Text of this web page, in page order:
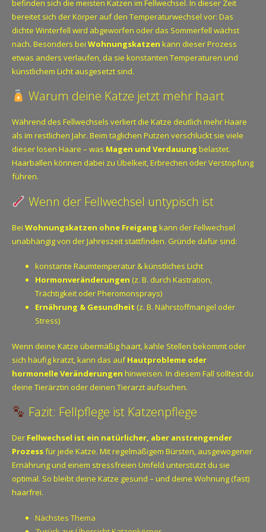
befinden sich die meisten Katzen im Fellwechsel. In dieser Zeit
bereitet sich der Körper auf den Temperaturwechsel vor: Das
dichte Winterfell wird abgeworfen oder das Sommerfell wächst
nach. Besonders bei Wohnungskatzen kann dieser Prozess
etwas anders verlaufen, da sie konstanten Temperaturen und
künstlichem Licht ausgesetzt sind.
Warum deine Katze jetzt mehr haart
Während des Fellwechsels verliert die Katze deutlich mehr Haare
als im restlichen Jahr. Beim täglichen Putzen verschluckt sie viele
dieser losen Haare – was Magen und Verdauung belastet.
Haarballen können dabei zu Übelkeit, Erbrechen oder Verstopfung
führen.
Wenn der Fellwechsel untypisch ist
Bei Wohnungskatzen ohne Freigang kann der Fellwechsel
unabhängig von der Jahreszeit stattfinden. Gründe dafür sind:
konstante Raumtemperatur & künstliches Licht
Hormonveränderungen (z. B. durch Kastration,
Trächtigkeit oder Pheromonsprays)
Ernährung & Gesundheit (z. B. Nährstoffmangel oder
Stress)
Wenn deine Katze übermäßig haart, kahle Stellen bekommt oder
sich häufig kratzt, kann das aufHautprobleme oder
hormonelle Veränderungen hinweisen. In diesem Fall solltest du
deine Tierärztin oder deinen Tierarzt aufsuchen.
Fazit: Fellpflege ist Katzenpflege
Der Fellwechsel ist ein natürlicher, aber anstrengender
Prozessfür jede Katze. Mit regelmäßigem Bürsten, ausgewogener
Ernährung und einem stressfreien Umfeld unterstützt du sie
optimal. So bleibt deine Katze gesund – und deine Wohnung (fast)
haarfrei.
Nächstes Thema